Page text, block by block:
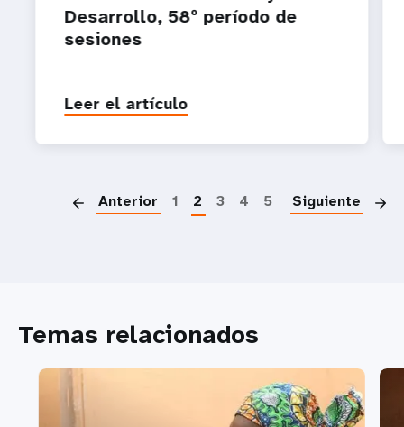
Desarrollo, 58º período de
sesiones
Leer el artículo
Anterior 1 2 3 4 5 Siguiente
Temas relacionados